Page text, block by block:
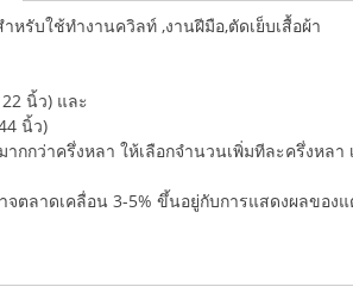
หรับใช้ทำงานควิลท์ ,งานฝีมือ,ตัดเย็บเสื้อผ้า
นิ้ว) และ
นิ้ว)
กกว่าครึ่งหลา ให้เลือกจำนวนเพิ่มทีละครึ่งหล
จตลาดเคลื่อน 3-5% ขึ้นอยู่กับการแสดงผลของแ